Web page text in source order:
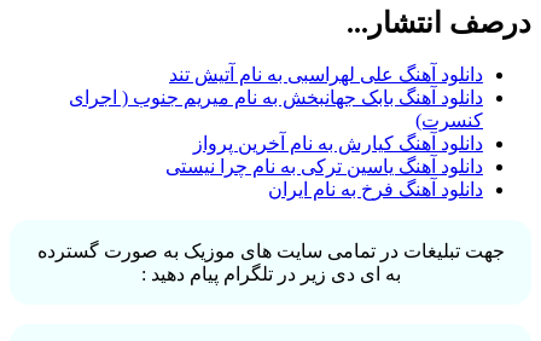
درصف انتشار...
دانلود آهنگ علی لهراسبی به نام آتیش تند
دانلود آهنگ بابک جهانبخش به نام میریم جنوب ( اجرای
کنسرت)
دانلود آهنگ کیارش به نام آخرین پرواز
دانلود آهنگ یاسین ترکی به نام چرا نیستی
دانلود آهنگ فرخ به نام ایران
جهت تبلیغات در تمامی سایت های موزیک به صورت گسترده
به ای دی زیر در تلگرام پیام دهید :